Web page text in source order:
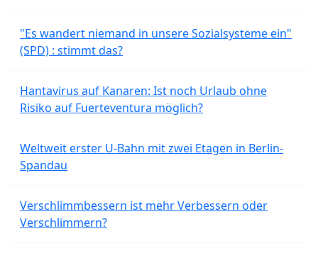
"Es wandert niemand in unsere Sozialsysteme ein"
(SPD) : stimmt das?
Hantavirus auf Kanaren: Ist noch Urlaub ohne
Risiko auf Fuerteventura möglich?
Weltweit erster U-Bahn mit zwei Etagen in Berlin-
Spandau
Verschlimmbessern ist mehr Verbessern oder
Verschlimmern?